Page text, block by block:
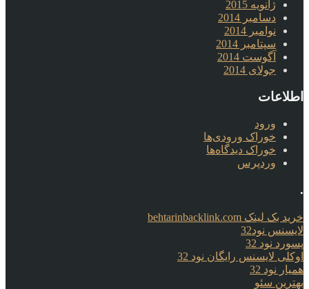
ژانویه 2015
دسامبر 2014
نوامبر 2014
سپتامبر 2014
آگوست 2014
جولای 2014
اطلاعات
ورود
خوراک ورودی‌ها
خوراک دیدگاه‌ها
وردپرس
.
خرید بک لینک behtarinbacklink.com
لایسنس نود32
پسورد نود 32
اوکلی لایسنس رایگان نود 32
همیار نود 32
بهترین سئو